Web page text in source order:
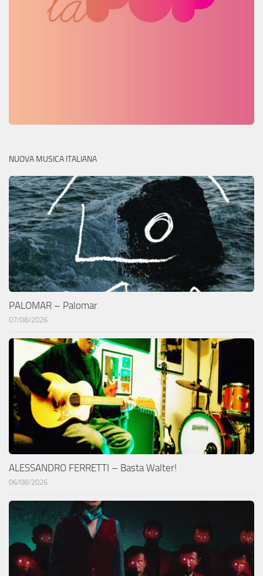
NUOVA MUSICA ITALIANA
PALOMAR – Palomar
07/08/2026
ALESSANDRO FERRETTI – Basta Walter!
06/08/2026